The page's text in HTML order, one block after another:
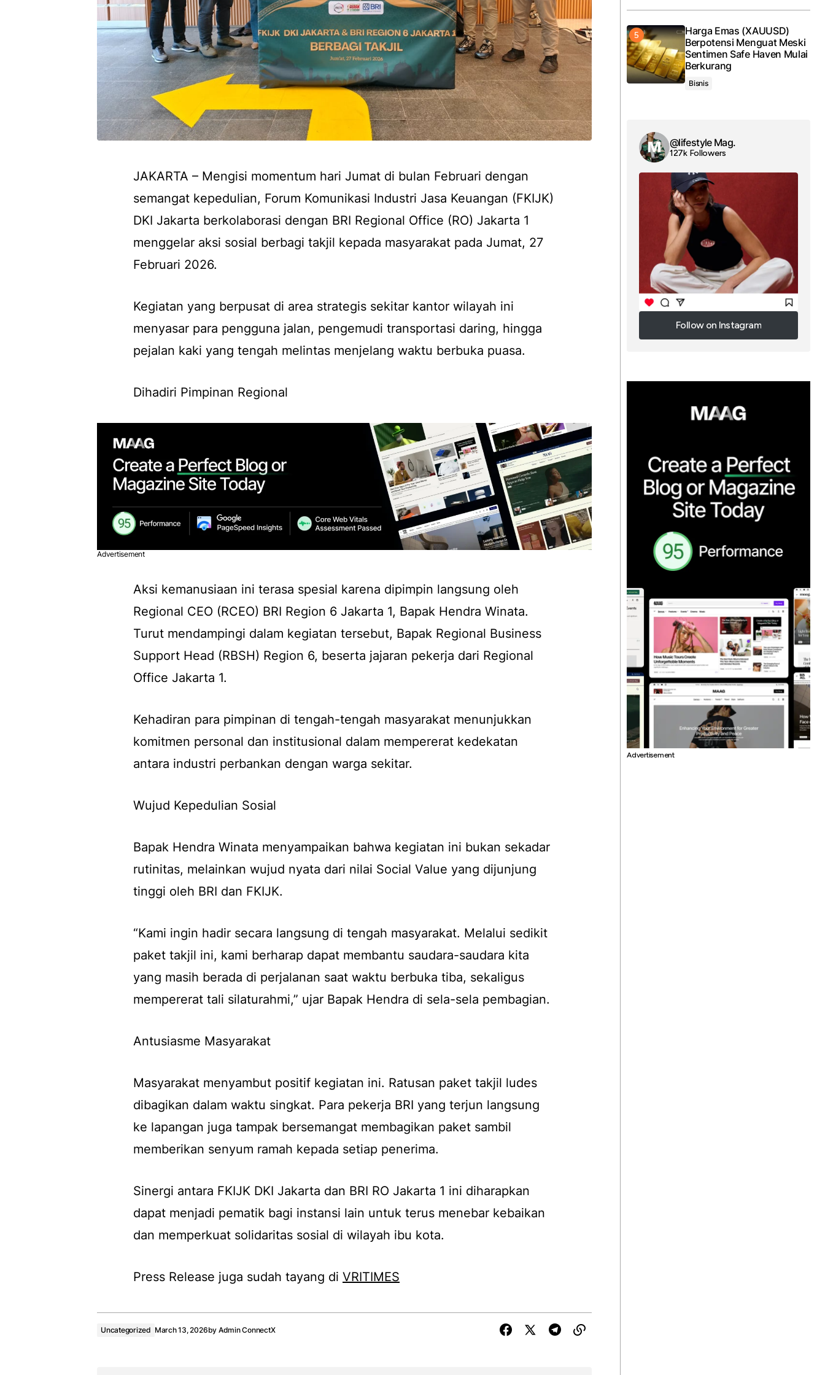
JAKARTA – Mengisi momentum hari Jumat di bulan Februari dengan
semangat kepedulian, Forum Komunikasi Industri Jasa Keuangan (FKIJK)
DKI Jakarta berkolaborasi dengan BRI Regional Office (RO) Jakarta 1
menggelar aksi sosial berbagi takjil kepada masyarakat pada Jumat, 27
Februari 2026.
Kegiatan yang berpusat di area strategis sekitar kantor wilayah ini
menyasar para pengguna jalan, pengemudi transportasi daring, hingga
pejalan kaki yang tengah melintas menjelang waktu berbuka puasa.
Dihadiri Pimpinan Regional
Advertisement
Aksi kemanusiaan ini terasa spesial karena dipimpin langsung oleh
Regional CEO (RCEO) BRI Region 6 Jakarta 1, Bapak Hendra Winata.
Turut mendampingi dalam kegiatan tersebut, Bapak Regional Business
Support Head (RBSH) Region 6, beserta jajaran pekerja dari Regional
Office Jakarta 1.
Kehadiran para pimpinan di tengah-tengah masyarakat menunjukkan
komitmen personal dan institusional dalam mempererat kedekatan
antara industri perbankan dengan warga sekitar.
Wujud Kepedulian Sosial
Bapak Hendra Winata menyampaikan bahwa kegiatan ini bukan sekadar
rutinitas, melainkan wujud nyata dari nilai Social Value yang dijunjung
tinggi oleh BRI dan FKIJK.
“Kami ingin hadir secara langsung di tengah masyarakat. Melalui sedikit
paket takjil ini, kami berharap dapat membantu saudara-saudara kita
yang masih berada di perjalanan saat waktu berbuka tiba, sekaligus
mempererat tali silaturahmi,” ujar Bapak Hendra di sela-sela pembagian.
Antusiasme Masyarakat
Masyarakat menyambut positif kegiatan ini. Ratusan paket takjil ludes
dibagikan dalam waktu singkat. Para pekerja BRI yang terjun langsung
ke lapangan juga tampak bersemangat membagikan paket sambil
memberikan senyum ramah kepada setiap penerima.
Sinergi antara FKIJK DKI Jakarta dan BRI RO Jakarta 1 ini diharapkan
dapat menjadi pematik bagi instansi lain untuk terus menebar kebaikan
dan memperkuat solidaritas sosial di wilayah ibu kota.
Press Release juga sudah tayang di VRITIMES
Uncategorized March 13, 2026by Admin ConnectX
Harga Emas (XAUUSD)
Berpotensi Menguat Meski
Sentimen Safe Haven Mulai
Berkurang
Bisnis
@lifestyle Mag.
127k Followers
Follow on Instagram
Follow on Instagram
Advertisement